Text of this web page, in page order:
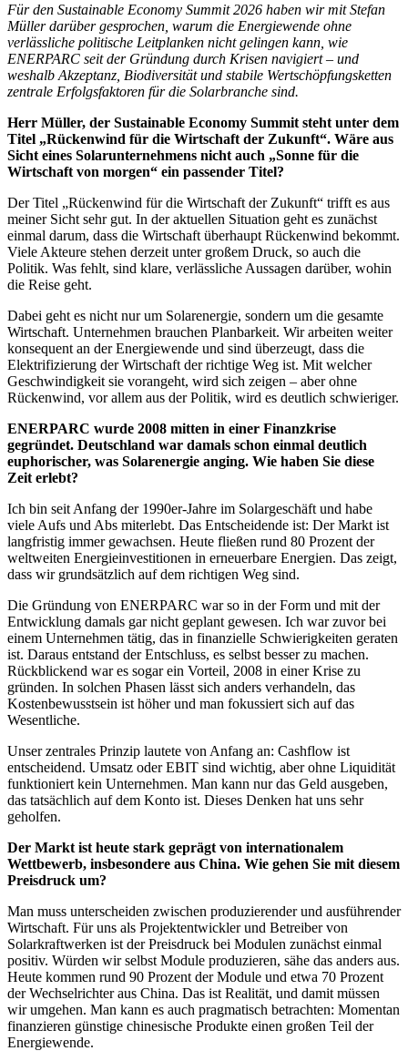
Für den Sustainable Economy Summit 2026 haben wir mit Stefan
Müller darüber gesprochen, warum die Energiewende ohne
verlässliche politische Leitplanken nicht gelingen kann, wie
ENERPARC seit der Gründung durch Krisen navigiert – und
weshalb Akzeptanz, Biodiversität und stabile Wertschöpfungsketten
zentrale Erfolgsfaktoren für die Solarbranche sind.
Herr Müller, der Sustainable Economy Summit steht unter dem
Titel „Rückenwind für die Wirtschaft der Zukunft“. Wäre aus
Sicht eines Solarunternehmens nicht auch „Sonne für die
Wirtschaft von morgen“ ein passender Titel?
Der Titel „Rückenwind für die Wirtschaft der Zukunft“ trifft es aus
meiner Sicht sehr gut. In der aktuellen Situation geht es zunächst
einmal darum, dass die Wirtschaft überhaupt Rückenwind bekommt.
Viele Akteure stehen derzeit unter großem Druck, so auch die
Politik. Was fehlt, sind klare, verlässliche Aussagen darüber, wohin
die Reise geht.
Dabei geht es nicht nur um Solarenergie, sondern um die gesamte
Wirtschaft. Unternehmen brauchen Planbarkeit. Wir arbeiten weiter
konsequent an der Energiewende und sind überzeugt, dass die
Elektrifizierung der Wirtschaft der richtige Weg ist. Mit welcher
Geschwindigkeit sie vorangeht, wird sich zeigen – aber ohne
Rückenwind, vor allem aus der Politik, wird es deutlich schwieriger.
ENERPARC wurde 2008 mitten in einer Finanzkrise
gegründet. Deutschland war damals schon einmal deutlich
euphorischer, was Solarenergie anging. Wie haben Sie diese
Zeit erlebt?
Ich bin seit Anfang der 1990er-Jahre im Solargeschäft und habe
viele Aufs und Abs miterlebt. Das Entscheidende ist: Der Markt ist
langfristig immer gewachsen. Heute fließen rund 80 Prozent der
weltweiten Energieinvestitionen in erneuerbare Energien. Das zeigt,
dass wir grundsätzlich auf dem richtigen Weg sind.
Die Gründung von ENERPARC war so in der Form und mit der
Entwicklung damals gar nicht geplant gewesen. Ich war zuvor bei
einem Unternehmen tätig, das in finanzielle Schwierigkeiten geraten
ist. Daraus entstand der Entschluss, es selbst besser zu machen.
Rückblickend war es sogar ein Vorteil, 2008 in einer Krise zu
gründen. In solchen Phasen lässt sich anders verhandeln, das
Kostenbewusstsein ist höher und man fokussiert sich auf das
Wesentliche.
Unser zentrales Prinzip lautete von Anfang an: Cashflow ist
entscheidend. Umsatz oder EBIT sind wichtig, aber ohne Liquidität
funktioniert kein Unternehmen. Man kann nur das Geld ausgeben,
das tatsächlich auf dem Konto ist. Dieses Denken hat uns sehr
geholfen.
Der Markt ist heute stark geprägt von internationalem
Wettbewerb, insbesondere aus China. Wie gehen Sie mit diesem
Preisdruck um?
Man muss unterscheiden zwischen produzierender und ausführender
Wirtschaft. Für uns als Projektentwickler und Betreiber von
Solarkraftwerken ist der Preisdruck bei Modulen zunächst einmal
positiv. Würden wir selbst Module produzieren, sähe das anders aus.
Heute kommen rund 90 Prozent der Module und etwa 70 Prozent
der Wechselrichter aus China. Das ist Realität, und damit müssen
wir umgehen. Man kann es auch pragmatisch betrachten: Momentan
finanzieren günstige chinesische Produkte einen großen Teil der
Energiewende.